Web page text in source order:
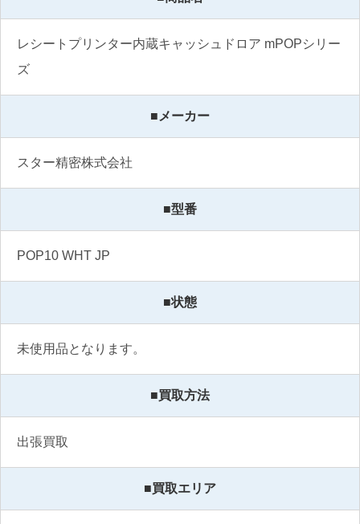
レシートプリンター内蔵キャッシュドロア mPOPシリー
ズ
■メーカー
スター精密株式会社
■型番
POP10 WHT JP
■状態
未使用品となります。
■買取方法
出張買取
■買取エリア